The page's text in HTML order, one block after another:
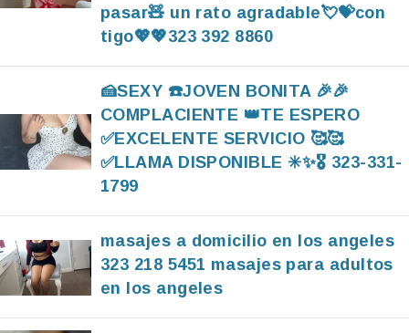
pasar🧸 un rato agradable💘💝con
tigo💖💖323 392 8860
🍰SEXY ☎️JOVEN BONITA 🎉🎉
COMPLACIENTE 👑TE ESPERO
✅️EXCELENTE SERVICIO 🥰🥰
✅️LLAMA DISPONIBLE ✳️✨️🎖 323-331-
1799
masajes a domicilio en los angeles
323 218 5451 masajes para adultos
en los angeles